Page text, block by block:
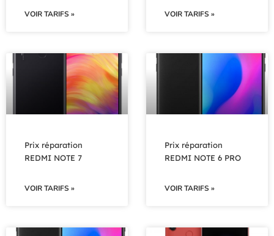
VOIR TARIFS » VOIR TARIFS »
Prix réparation
REDMI NOTE 7
VOIR TARIFS »
Prix réparation
REDMI NOTE 6 PRO
VOIR TARIFS »